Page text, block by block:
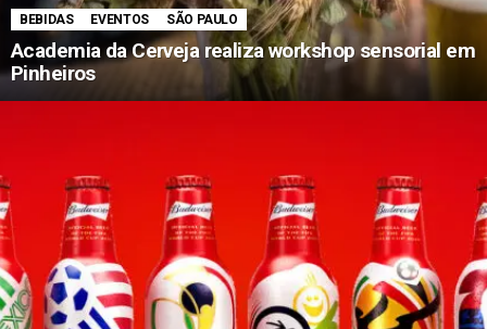
BEBIDAS EVENTOS SÃO PAULO
Academia da Cerveja realiza workshop sensorial em
Pinheiros